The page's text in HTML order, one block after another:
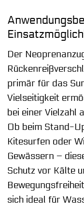
Der
primär für das
Vielseitigkeit
bei einer Vielzahl
Ob beim Stand-
Kitesurfen oder
Gewässern –
Schutz vor Kälte
sich ideal für